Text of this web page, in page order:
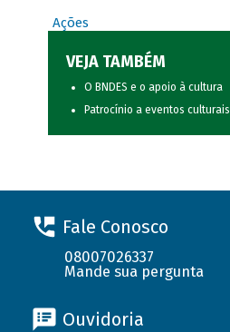
Ações
VEJA TAMBÉM
O BNDES e o apoio à cultura
Patrocínio a eventos culturais
Fale Conosco
08007026337
Mande sua pergunta
Ouvidoria